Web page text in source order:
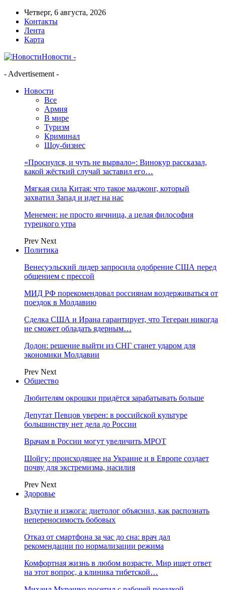
Четверг, 6 августа, 2026
Контакты
Лента
Карта
Новости -
- Advertisement -
Новости
Все
Армия
В мире
Туризм
Криминал
Шоу-бизнес
«Проснулся, и чуть не вырвало»: Винокур рассказал,
какой жёсткий случай заставил его…
Мягкая сила Китая: что такое маджонг, который
захватил Запад и идет на нас
Менемен: не просто яичница, а целая философия
турецкого утра
Prev Next
Политика
Венесуэльский лидер запросила одобрение США перед
общением с прессой
МИД РФ порекомендовал россиянам воздерживаться от
поездок в Молдавию
Сделка США и Ирана гарантирует, что Тегеран никогда
не сможет обладать ядерным…
Додон: решение выйти из СНГ станет ударом для
экономики Молдавии
Prev Next
Общество
Любителям окрошки придётся зарабатывать больше
Депутат Певцов уверен: в российской культуре
большинству нет дела до России
Врачам в России могут увеличить МРОТ
Шойгу: происходящее на Украине и в Европе создает
почву для экстремизма, насилия
Prev Next
Здоровье
Вздутие и изжога: диетолог объяснил, как распознать
непереносимость бобовых
Отказ от смартфона за час до сна: врач дал
рекомендации по нормализации режима
Комфортная жизнь в любом возрасте. Мир ищет ответ
на этот вопрос, а клиника тибетской…